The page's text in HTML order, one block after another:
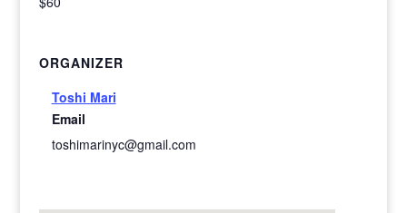
ORGANIZER
Toshi Mari
Email
toshimarinyc@gmail.com